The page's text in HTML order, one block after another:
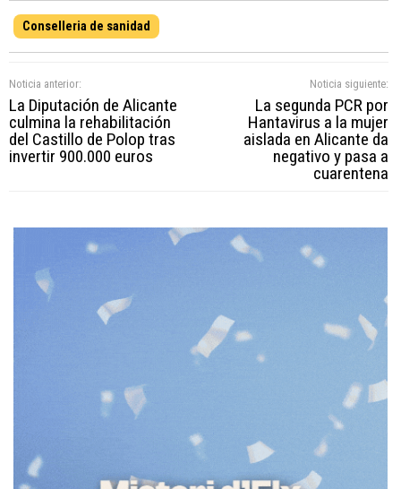
Conselleria de sanidad
Noticia anterior:
La Diputación de Alicante
culmina la rehabilitación
del Castillo de Polop tras
invertir 900.000 euros
Noticia siguiente:
La segunda PCR por
Hantavirus a la mujer
aislada en Alicante da
negativo y pasa a
cuarentena